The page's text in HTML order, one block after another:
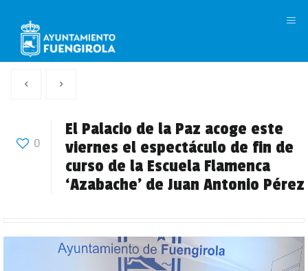
anterior
0
El Palacio de la Paz acoge este
viernes el espectáculo de fin de
curso de la Escuela Flamenca
‘Azabache’ de Juan Antonio Pérez